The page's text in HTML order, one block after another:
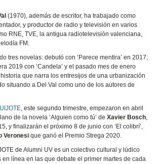
(1970), además de escritor, ha trabajado como
y productor de radio y televisión en varios
RNE, TVE, la antigua radiotelevisión valenciana,
FM.
tres novelas: debutó con ‘Parece mentira’ en 2017;
2019 con ‘Candela’ y el pasado mes de enero
historia que narra los entresijos de una urbanización
situando a Del Val como uno de los autores de
, este segundo trimestre, empezaron en abril
de la novela ‘Alguien como tú’ deXavier Bosch,
y finalizarán el próximo 8 de junio con ‘El colibrí’,
Veronesi que ganó el Premio Strega 2020.
de Alumni UV es un colectivo cultural y lúdico
línea en las que debate el primer martes de cada